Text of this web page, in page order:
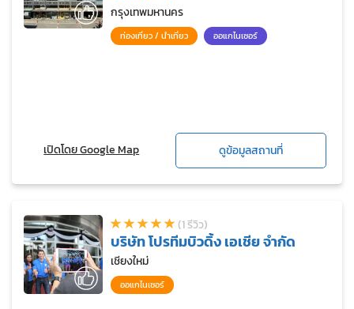
กรุงเทพมหานคร
ท่องเที่ยว / นำเที่ยว ออแกไนเซอร์
เปิดโดย Google Map ดูข้อมูลสถานที่
(1 รีวิว)
บริษัท โปรทีมบิวดิ้ง เอเชีย จำกัด
เชียงใหม่
ออแกไนเซอร์